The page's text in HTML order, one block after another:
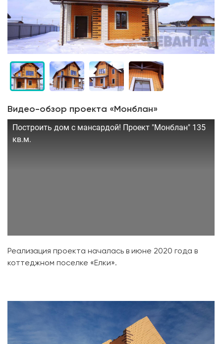
Видео-обзор проекта «Монблан»
Построить дом с мансардой! Проект "Монблан" 135
кв.м.
Реализация проекта началась в июне 2020 года в
коттеджном поселке «Елки».